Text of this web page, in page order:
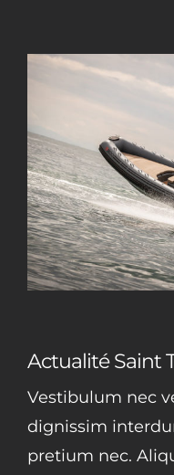
Actualité Saint
Vestibulum nec
dignissim
pretium nec.